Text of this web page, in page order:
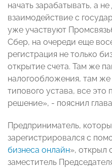
начать зарабатывать, а
взаимодействие с
уже участвуют
Сбер, на очереди еще
регистрация не только
открытие счета. Там же
налогообложения, там же
типового устава, все это
решение», - пояснил
Предприниматель,
зарегистрировался с
бизнеса онлайн», открыл
заместитель